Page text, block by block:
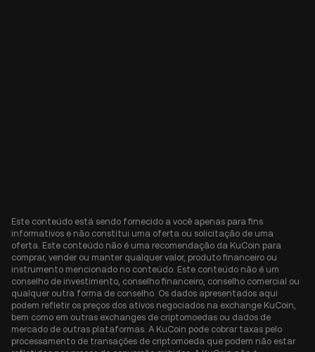
Este conteúdo está sendo fornecido a você apenas para fins
informativos e não constitui uma oferta ou solicitação de uma
oferta. Este conteúdo não é uma recomendação da KuCoin para
comprar, vender ou manter qualquer valor, produto financeiro ou
instrumento mencionado no conteúdo. Este conteúdo não é um
conselho de investimento, conselho financeiro, conselho comercial ou
qualquer outra forma de conselho. Os dados apresentados aqui
podem refletir os preços dos ativos negociados na exchange KuCoin,
bem como em outras exchanges de criptomoedas ou dados de
mercado de outras plataformas. A KuCoin pode cobrar taxas pelo
processamento de transações de criptomoeda que podem não estar